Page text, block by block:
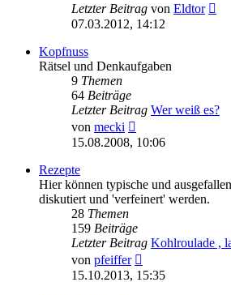
Letzter Beitrag von Eldtor
07.03.2012, 14:12
Kopfnuss
Rätsel und Denkaufgaben
9 Themen
64 Beiträge
Letzter Beitrag Wer weiß es?
von mecki
Beitrag
15.08.2008, 10:06
Rezepte
Hier können typische und
diskutiert und 'verfeinert' werden.
28 Themen
159 Beiträge
Letzter Beitrag Kohlroulade ,
von pfeiffer
Beitrag
15.10.2013, 15:35